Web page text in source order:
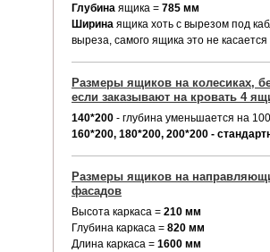
Глубина ящика = 785 мм
Ширина ящика хоть с вырезом под
выреза, самого ящика это не касается
Размеры ящиков на колесиках,
если заказывают на кровать 4
140*200 - глубина уменьшается на
160*200, 180*200, 200*200 -
Размеры ящиков на
фасадов
Высота каркаса = 210 мм
Глубина каркаса = 820 мм
Длина каркаса = 1600 мм